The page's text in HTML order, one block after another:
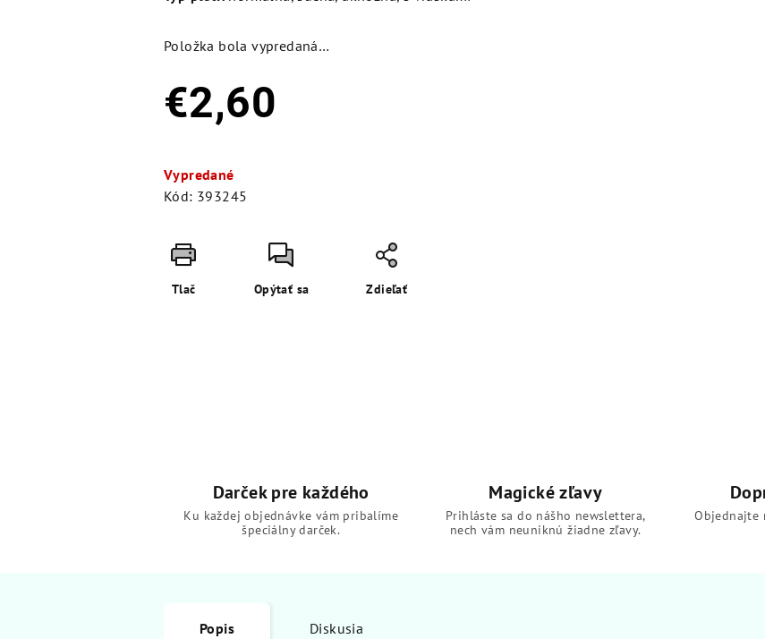
Položka bola vypredaná…
€2,60
cena:
Vypredané
Kód: 393245
Tlač Opýtať sa Zdieľať
Darček pre každého
Ku každej objednávke vám pribalíme
špeciálny darček.
Magické zľavy
Prihláste sa do nášho newslettera,
nech vám neuniknú žiadne zľavy.
Objednajte
Popis Diskusia